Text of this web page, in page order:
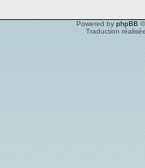
Powered by phpBB
Traduction